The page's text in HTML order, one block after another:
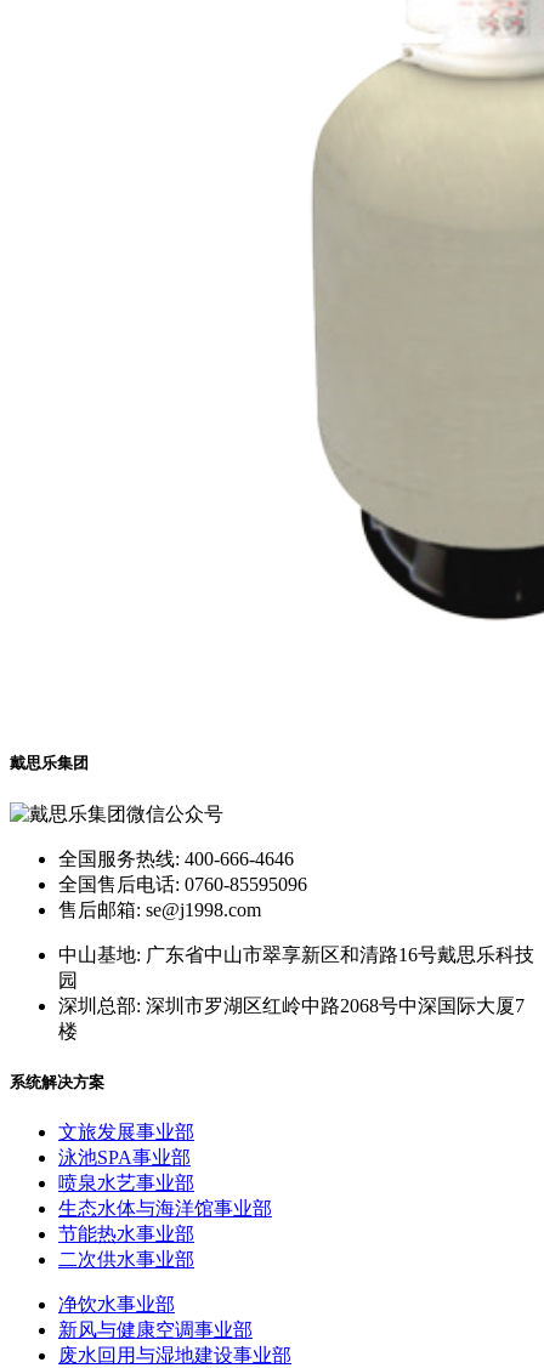
戴思乐集团
全国服务热线: 400-666-4646
全国售后电话: 0760-85595096
售后邮箱: se@j1998.com
中山基地: 广东省中山市翠享新区和清路16号戴思乐科技
园
深圳总部: 深圳市罗湖区红岭中路2068号中深国际大厦7
楼
系统解决方案
文旅发展事业部
泳池SPA事业部
喷泉水艺事业部
生态水体与海洋馆事业部
节能热水事业部
二次供水事业部
净饮水事业部
新风与健康空调事业部
废水回用与湿地建设事业部